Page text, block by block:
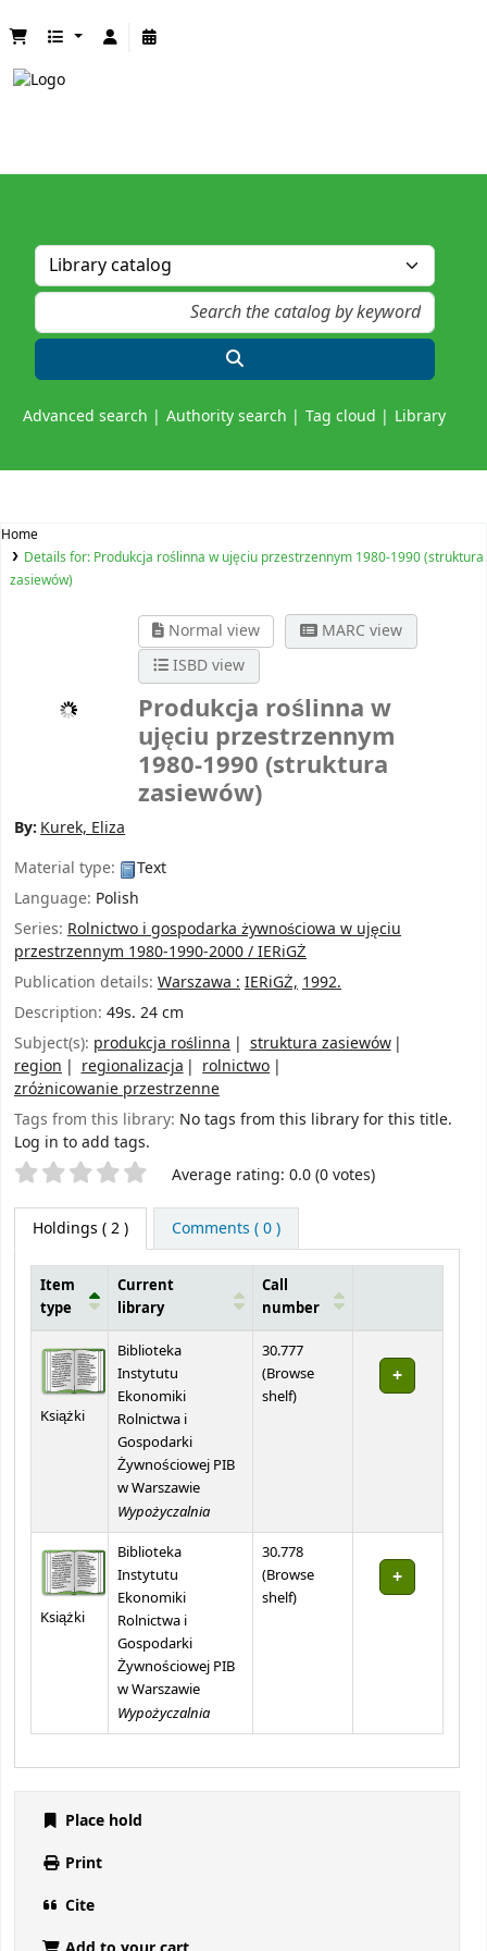
Advanced search Authority search Tag cloud Library
Home
Details for: Produkcja roślinna w ujęciu przestrzennym 1980-1990 (struktura
zasiewów)
Normal view
MARC view
ISBD view
Produkcja roślinna w
ujęciu przestrzennym
1980-1990 (struktura
zasiewów)
By: Kurek, Eliza
Material type:
Text
Language: Polish
Series: Rolnictwo i gospodarka żywnościowa w ujęciu
przestrzennym 1980-1990-2000 / IERiGŻ
Publication details: Warszawa :IERiGŻ,1992.
Description: 49s. 24 cm
Subject(s): produkcja roślinna
struktura zasiewów
region
regionalizacja
rolnictwo
zróżnicowanie przestrzenne
Tags from this library: No tags from this library for this title.
Log in to add tags.
Star ratings Average rating: 0.0 (0 votes)
Holdings ( 2 ) Comments ( 0 )
Item
type
Current
library
Call
number
Książki
Biblioteka
Instytutu
Ekonomiki
Rolnictwa i
Gospodarki
Żywnościowej PIB
w Warszawie
Wypożyczalnia
30.777
(Browse
shelf(Opens below)
)
Książki
Biblioteka
Instytutu
Ekonomiki
Rolnictwa i
Gospodarki
Żywnościowej PIB
w Warszawie
Wypożyczalnia
30.778
(Browse
shelf(Opens below)
)
Place hold
Print
Cite